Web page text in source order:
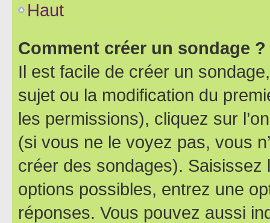
Haut
Comment créer un sondage ?
Il est facile de créer un
sujet ou la modification du
les permissions), cliquez sur
(si vous ne le voyez pas, vous
créer des sondages).
options possibles, entrez une
réponses. Vous pouvez aussi